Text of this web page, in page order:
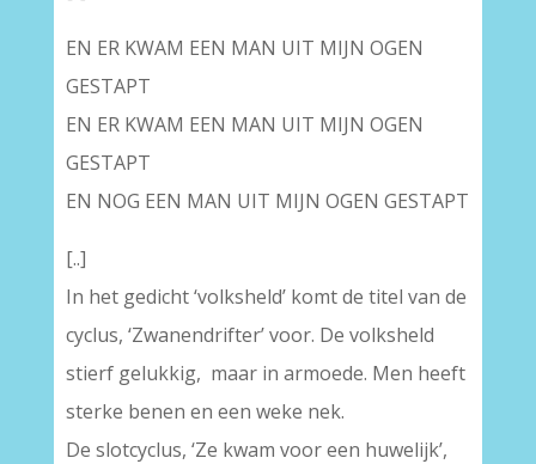
EN ER KWAM EEN MAN UIT MIJN OGEN
GESTAPT
EN ER KWAM EEN MAN UIT MIJN OGEN
GESTAPT
EN NOG EEN MAN UIT MIJN OGEN GESTAPT
[..]
In het gedicht ‘volksheld’ komt de titel van de
cyclus, ‘Zwanendrifter’ voor. De volksheld
stierf gelukkig, maar in armoede. Men heeft
sterke benen en een weke nek.
De slotcyclus, ‘Ze kwam voor een huwelijk’,